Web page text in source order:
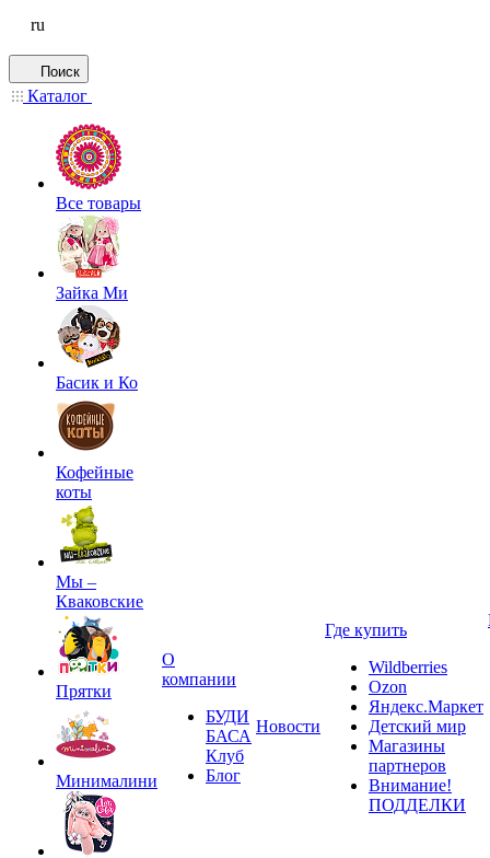
ru
Поиск
Каталог
Все товары
Зайка Ми
Басик и Ко
Кофейные
коты
Мы –
Кваковские
Прятки
Минималини
О
компании
БУДИ
БАСА
Клуб
Блог
Новости
Где купить
Wildberries
Ozon
Яндекс.Маркет
Детский мир
Магазины
партнеров
Внимание!
ПОДДЕЛКИ